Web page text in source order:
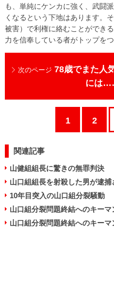
も、単純にケンカに強く、武闘
くなるという下地はあります。
被害）で利権に絡むことができ
力を信奉している者がトップを
次のページ 78歳でまた人
には
1 2
関連記事
山健組組長に驚きの無罪判決
山口組組長を射殺した男が逮捕
10年目突入の山口組分裂騒動
山口組分裂問題終結へのキーマ
山口組分裂問題終結へのキーマ